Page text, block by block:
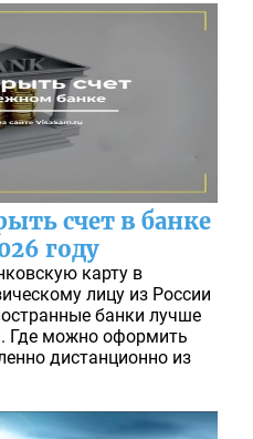
счет в банке
году
карту в
лицу из России
банки лучше
Где можно оформить
дистанционно из